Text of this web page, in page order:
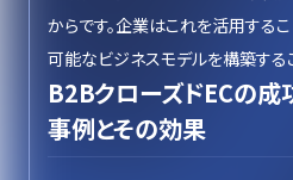
からです。企業はこれを活用する
可能なビジネスモデルを構築する
B2BクローズドECの成
事例とその効果